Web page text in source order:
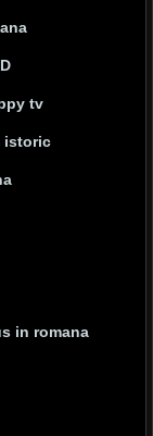
tv
istoric
in romana